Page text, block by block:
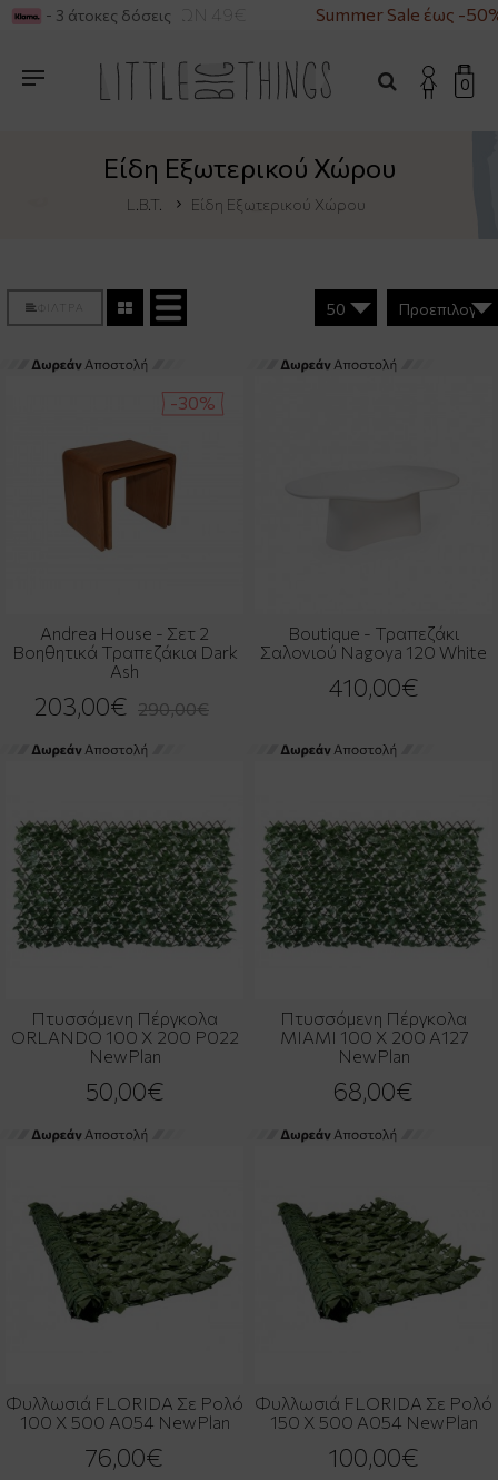
ΑΝΩ ΤΩΝ 49€ Summer Sale έως -50%
- 3 άτοκες δόσεις
0
Είδη Εξωτερικού Χώρου
L.B.T. Είδη Εξωτερικού Χώρου
ΦΙΛΤΡΑ
-30%
Andrea House - Σετ 2
Βοηθητικά Τραπεζάκια Dark
Ash
203,00€ 290,00€
Boutique - Τραπεζάκι
Σαλονιού Nagoya 120 White
410,00€
Πτυσσόμενη Πέργκολα
ORLANDO 100 Χ 200 P022
NewPlan
50,00€
Πτυσσόμενη Πέργκολα
MIAMI 100 Χ 200 A127
NewPlan
68,00€
Φυλλωσιά FLORIDA Σε Ρολό
100 X 500 A054 NewPlan
76,00€
Φυλλωσιά FLORIDA Σε Ρολό
150 X 500 A054 NewPlan
100,00€